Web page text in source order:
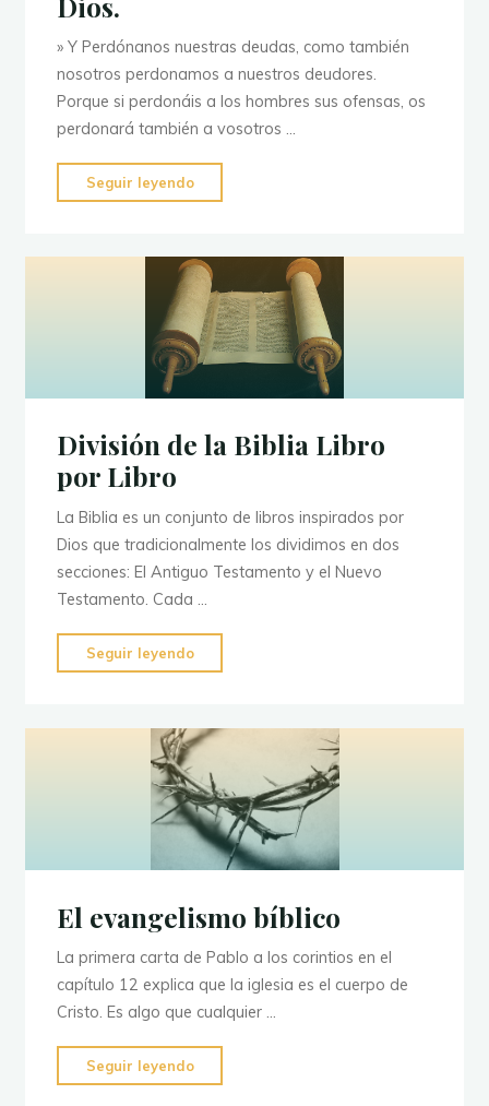
» Y Perdónanos nuestras deudas, como también
nosotros perdonamos a nuestros deudores.
Porque si perdonáis a los hombres sus ofensas, os
perdonará también a vosotros …
Seguir leyendo
para
el
perdón,
la
paz
el
de
División de la Biblia Libro
por Libro
La Biblia es un conjunto de libros inspirados por
Dios que tradicionalmente los dividimos en dos
secciones: El Antiguo Testamento y el Nuevo
Testamento. Cada …
Seguir leyendo
Biblia
por
Libro"
El evangelismo bíblico
La primera carta de Pablo a los corintios en el
capítulo 12 explica que la iglesia es el cuerpo de
Cristo. Es algo que cualquier …
Seguir leyendo
evangelismo